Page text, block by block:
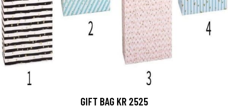
GIFT BAG KR 2525